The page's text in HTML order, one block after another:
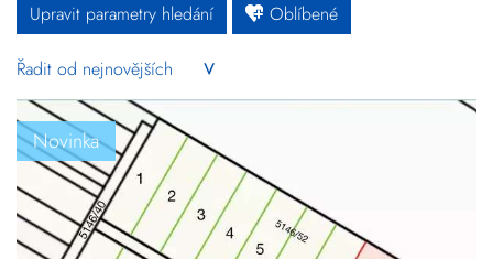
Upravit parametry hledání
Oblíbené
Novinka
Byty Domy Pozemky
Komerční Ostatní Developerské
projekty